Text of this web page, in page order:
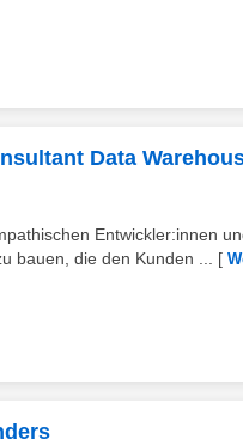
Data
Entwickler:innen
bauen, die den Kunden ...
[